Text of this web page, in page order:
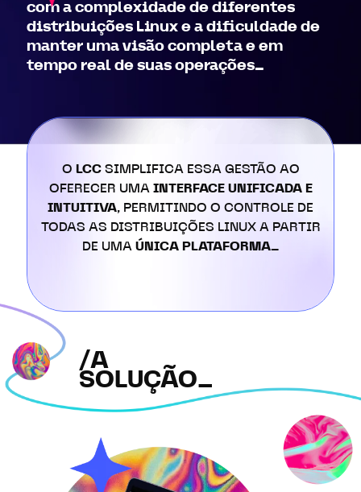
com a complexidade de diferentes
distribuições Linux e a dificuldade de
manter uma visão completa e em
tempo real de suas operações_
O LCCSIMPLIFICA ESSA GESTÃO AO
OFERECER UMA INTERFACE UNIFICADA E
INTUITIVA, PERMITINDO O CONTROLE DE
TODAS AS DISTRIBUIÇÕES LINUX A PARTIR
DE UMA ÚNICA PLATAFORMA_
/A
SOLUÇÃO_